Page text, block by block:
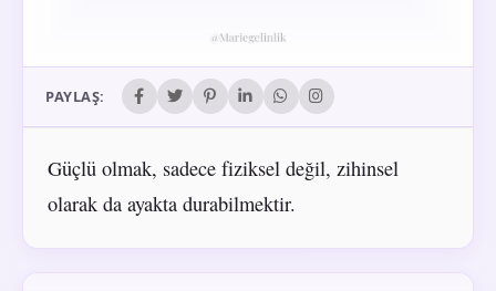
PAYLAŞ:
Güçlü olmak, sadece fiziksel değil, zihinsel
olarak da ayakta durabilmektir.